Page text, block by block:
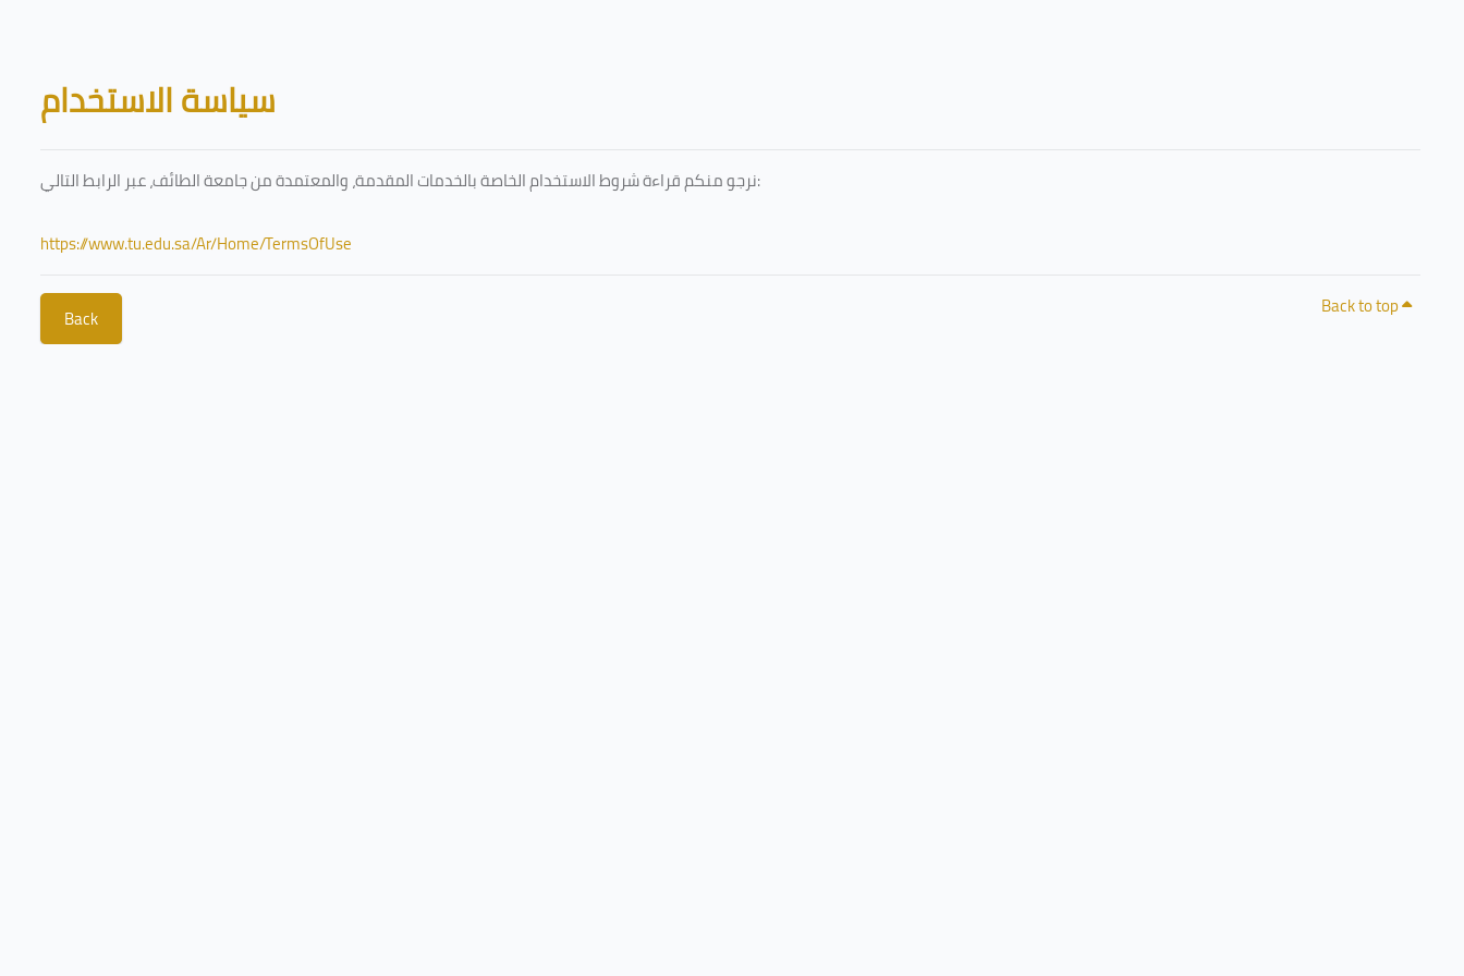
Blocks
سياسة الاستخدام
نرجو منكم قراءة شروط الاستخدام الخاصة بالخدمات المقدمة، والمعتمدة من جامعة الطائف، عبر الرابط التالي:
https://www.tu.edu.sa/Ar/Home/TermsOfUse
Back Back to top